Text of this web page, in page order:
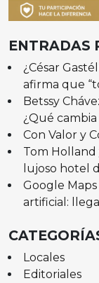
ENTRADAS
¿César
afirma que
Betssy
¿Qué
Con Valor y
Tom Holland
lujoso hotel
Google
artificial:
Locales
Editoriales